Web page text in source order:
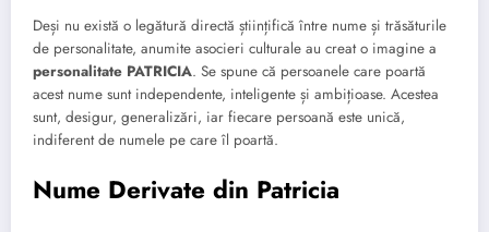
Deși nu există o legătură directă științifică între nume și trăsăturile
de personalitate, anumite asocieri culturale au creat o imagine a
personalitate PATRICIA. Se spune că persoanele care poartă
acest nume sunt independente, inteligente și ambițioase. Acestea
sunt, desigur, generalizări, iar fiecare persoană este unică,
indiferent de numele pe care îl poartă.
Nume Derivate din Patricia